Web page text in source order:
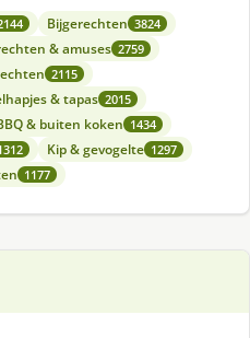
Bijgerechten 3824
& amuses 2759
2115
& tapas 2015
& buiten koken 1434
Kip & gevogelte 1297
1177